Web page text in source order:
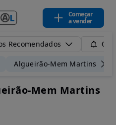
Começar
a vender
Recomendados
Algueirão-Mem Martins
Mem Martins